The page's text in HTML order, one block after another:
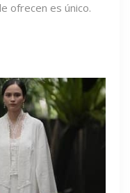
ofrecen es único.